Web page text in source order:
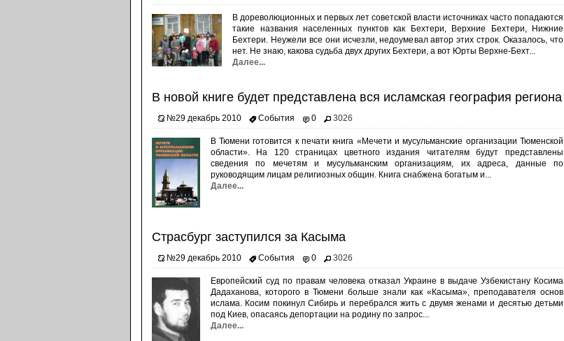
В дореволюционных и первых лет советской власти источниках часто попадаются
такие названия населенных пунктов как Бехтери, Верхние Бехтери, Нижние
Бехтери. Неужели все они исчезли, недоумевал автор этих строк. Оказалось, что
нет. Не знаю, какова судьба двух других Бехтери, а вот Юрты Верхне-Бехт...
Далее...
В новой книге будет представлена вся исламская география региона
№29 декабрь 2010 События 0 3026
В Тюмени готовится к печати книга «Мечети и мусульманские организации Тюменской
области». На 120 страницах цветного издания читателям будут представлены
сведения по мечетям и мусульманским организациям, их адреса, данные по
руководящим лицам религиозных общин. Книга снабжена богатым и...
Далее...
Страсбург заступился за Касыма
№29 декабрь 2010 События 0 3026
Европейский суд по правам человека отказал Украине в выдаче Узбекистану Косима
Дадаханова, которого в Тюмени больше знали как «Касыма», преподавателя основ
ислама. Косим покинул Сибирь и перебрался жить с двумя женами и десятью детьми
под Киев, опасаясь депортации на родину по запрос...
Далее...